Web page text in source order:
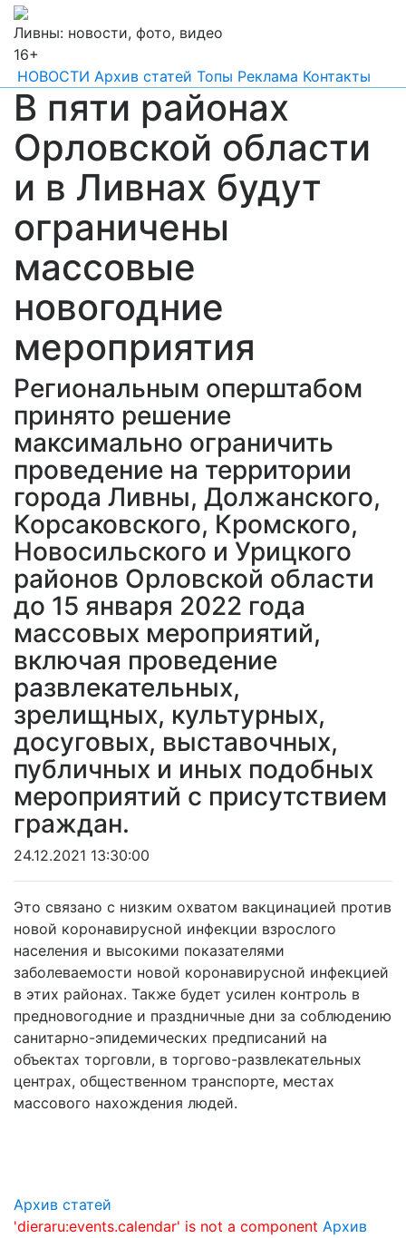
Ливны: новости, фото, видео
16+
НОВОСТИ Архив статей Топы Реклама Контакты
В пяти районах
Орловской области
и в Ливнах будут
ограничены
массовые
новогодние
мероприятия
Региональным оперштабом
принято решение
максимально ограничить
проведение на территории
города Ливны, Должанского,
Корсаковского, Кромского,
Новосильского и Урицкого
районов Орловской области
до 15 января 2022 года
массовых мероприятий,
включая проведение
развлекательных,
зрелищных, культурных,
досуговых, выставочных,
публичных и иных подобных
мероприятий с присутствием
граждан.
24.12.2021 13:30:00
Это связано с низким охватом вакцинацией против
новой коронавирусной инфекции взрослого
населения и высокими показателями
заболеваемости новой коронавирусной инфекцией
в этих районах. Также будет усилен контроль в
предновогодние и праздничные дни за соблюдению
санитарно-эпидемических предписаний на
объектах торговли, в торгово-развлекательных
центрах, общественном транспорте, местах
массового нахождения людей.
Архив статей
'dieraru:events.calendar' is not a component Архив